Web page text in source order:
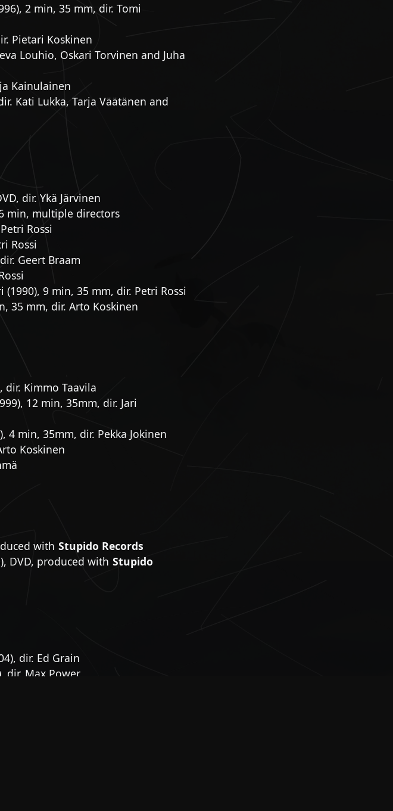
2 min, 35 mm, dir. Tomi
Pietari Koskinen
Louhio, Oskari Torvinen and Juha
Kainulainen
Kati Lukka, Tarja Väätänen and
dir. Ykä Järvinen
min, multiple directors
Rossi
Rossi
Geert Braam
9 min, 35 mm, dir. Petri Rossi
35 mm, dir. Arto Koskinen
dir. Kimmo Taavila
12 min, 35mm, dir. Jari
4 min, 35mm, dir. Pekka Jokinen
Koskinen
with Stupido Records
DVD, produced with Stupido
dir. Ed Grain
dir. Max Power